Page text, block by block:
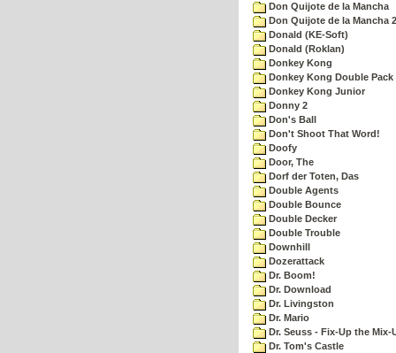
Don Quijote de la Mancha
Don Quijote de la Mancha 2
Donald (KE-Soft)
Donald (Roklan)
Donkey Kong
Donkey Kong Double Pack
Donkey Kong Junior
Donny 2
Don's Ball
Don't Shoot That Word!
Doofy
Door, The
Dorf der Toten, Das
Double Agents
Double Bounce
Double Decker
Double Trouble
Downhill
Dozerattack
Dr. Boom!
Dr. Download
Dr. Livingston
Dr. Mario
Dr. Seuss - Fix-Up the Mix-
Dr. Tom's Castle